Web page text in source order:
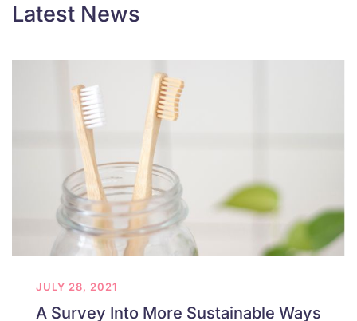
Latest News
JULY 28, 2021
A Survey Into More Sustainable Ways